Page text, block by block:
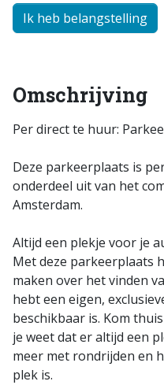
Ik heb belangstelling
Omschrijving
Per direct te huur:
Deze parkeerplaats is
onderdeel uit van het
Amsterdam.
Altijd een plekje voor je
Met deze parkeerplaats
maken over het vinden
hebt een eigen,
beschikbaar is. Kom
je weet dat er altijd een
meer met rondrijden en
plek is.